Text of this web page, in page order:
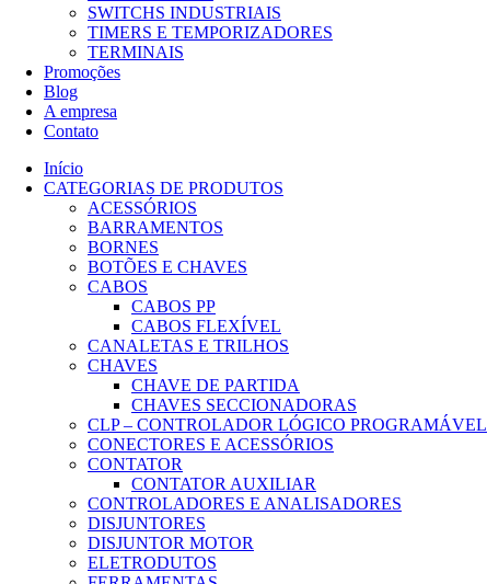
SWITCHS INDUSTRIAIS
TIMERS E TEMPORIZADORES
TERMINAIS
Promoções
Blog
A empresa
Contato
Início
CATEGORIAS DE PRODUTOS
ACESSÓRIOS
BARRAMENTOS
BORNES
BOTÕES E CHAVES
CABOS
CABOS PP
CABOS FLEXÍVEL
CANALETAS E TRILHOS
CHAVES
CHAVE DE PARTIDA
CHAVES SECCIONADORAS
CLP – CONTROLADOR LÓGICO PROGRAMÁVEL
CONECTORES E ACESSÓRIOS
CONTATOR
CONTATOR AUXILIAR
CONTROLADORES E ANALISADORES
DISJUNTORES
DISJUNTOR MOTOR
ELETRODUTOS